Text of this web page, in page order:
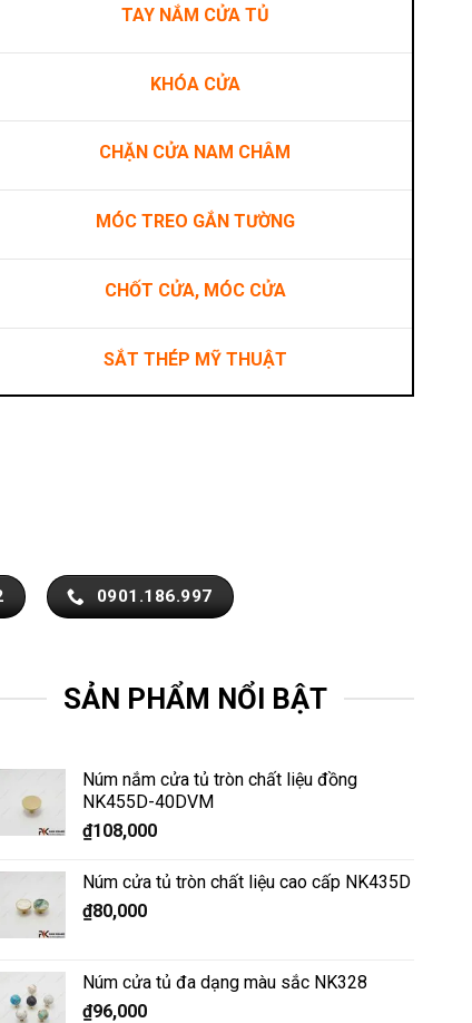
TAY NẮM CỬA TỦ
KHÓA CỬA
CHẶN CỬA NAM CHÂM
MÓC TREO GẮN TƯỜNG
CHỐT CỬA, MÓC CỬA
SẮT THÉP MỸ THUẬT
0901.186.997
SẢN PHẨM NỔI BẬT
Núm nắm cửa tủ tròn chất liệu đồng
NK455D-40DVM
₫108,000
Núm cửa tủ tròn chất liệu cao cấp NK435D
₫80,000
Núm cửa tủ đa dạng màu sắc NK328
₫96,000